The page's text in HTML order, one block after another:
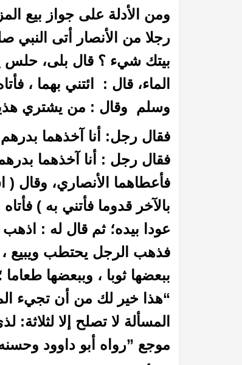
ومن الأدلة على جواز بيع
رجلا من الأنصار أتى النبي
بيتك شيء ؟ قال بلى،
الماء، قال : ائتني بهما ،
وسلم وقال : من يشتري
فقال رجل: أنا آخذهما
فقال رجل : أنا آخذهما
فأعطاهما الأنصاري، وقال (
بالآخر قدوما فأتني به )
عودا بيده؛ ثم قال له :
فذهب الرجل يحتطب ويبيع
ببعضها ثوبا ، وببعضها
“هذا خير لك من أن تجيء
المسألة لا تصلح إلا
موجع ”رواه أبو داوود
على كثير ممن لبس الثياب أوباما من